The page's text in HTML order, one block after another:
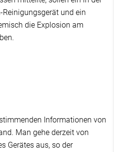
und ein
die Explosion am
Informationen von
Man gehe derzeit von
Gerätes aus, so der